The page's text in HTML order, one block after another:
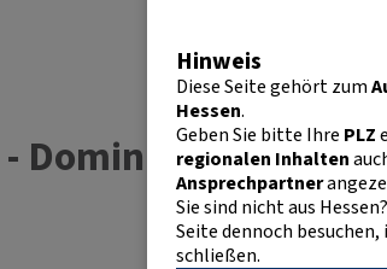
Dominikanische
Hinweis
Diese Seite gehört zum
Hessen.
Geben Sie bitte Ihre PLZ
regionalen Inhalten
Ansprechpartner
Sie sind nicht aus
Seite dennoch
schließen.